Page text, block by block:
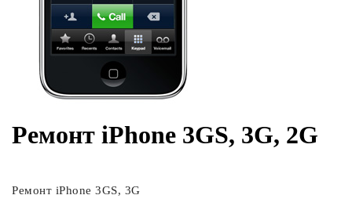
Ремонт iPhone 3GS, 3G, 2G
Ремонт iPhone 3GS, 3G